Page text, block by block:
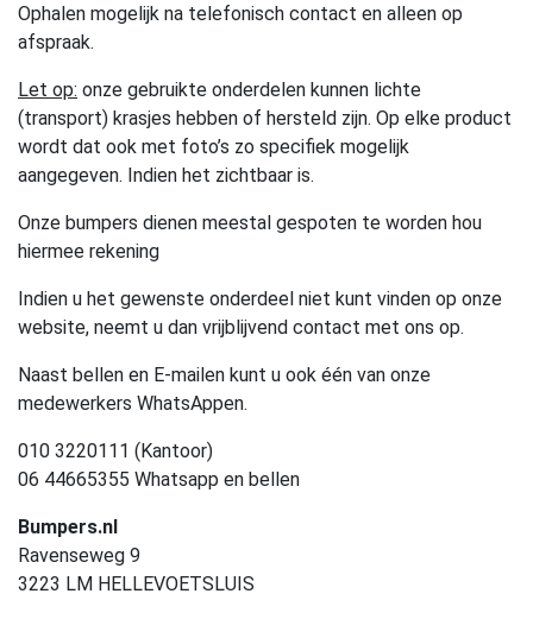
Ophalen mogelijk na telefonisch contact en alleen op
afspraak.
Let op: onze gebruikte onderdelen kunnen lichte
(transport) krasjes hebben of hersteld zijn. Op elke product
wordt dat ook met foto’s zo specifiek mogelijk
aangegeven. Indien het zichtbaar is.
Onze bumpers dienen meestal gespoten te worden hou
hiermee rekening
Indien u het gewenste onderdeel niet kunt vinden op onze
website, neemt u dan vrijblijvend contact met ons op.
Naast bellen en E-mailen kunt u ook één van onze
medewerkers WhatsAppen.
010 3220111 (Kantoor)
06 44665355 Whatsapp en bellen
Bumpers.nl
Ravenseweg 9
3223 LM HELLEVOETSLUIS